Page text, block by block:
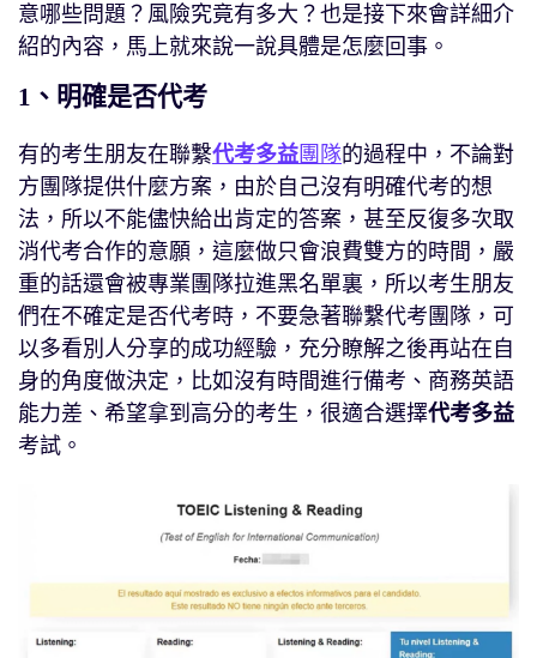
意哪些問題？風險究竟有多大？也是接下來會詳細介
紹的內容，馬上就來說一說具體是怎麼回事。
1、明確是否代考
有的考生朋友在聯繫代考多益團隊的過程中，不論對
方團隊提供什麼方案，由於自己沒有明確代考的想
法，所以不能儘快給出肯定的答案，甚至反復多次取
消代考合作的意願，這麼做只會浪費雙方的時間，嚴
重的話還會被專業團隊拉進黑名單裏，所以考生朋友
們在不確定是否代考時，不要急著聯繫代考團隊，可
以多看別人分享的成功經驗，充分瞭解之後再站在自
身的角度做決定，比如沒有時間進行備考、商務英語
能力差、希望拿到高分的考生，很適合選擇代考多益
考試。